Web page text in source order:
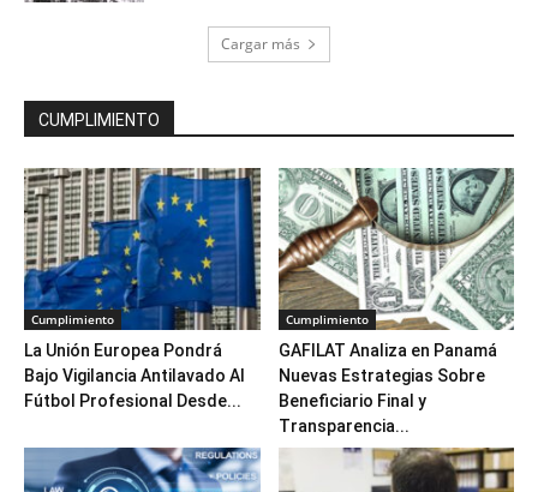
Cargar más
CUMPLIMIENTO
Cumplimiento
La Unión Europea Pondrá
Bajo Vigilancia Antilavado Al
Fútbol Profesional Desde...
Cumplimiento
GAFILAT Analiza en Panamá
Nuevas Estrategias Sobre
Beneficiario Final y
Transparencia...